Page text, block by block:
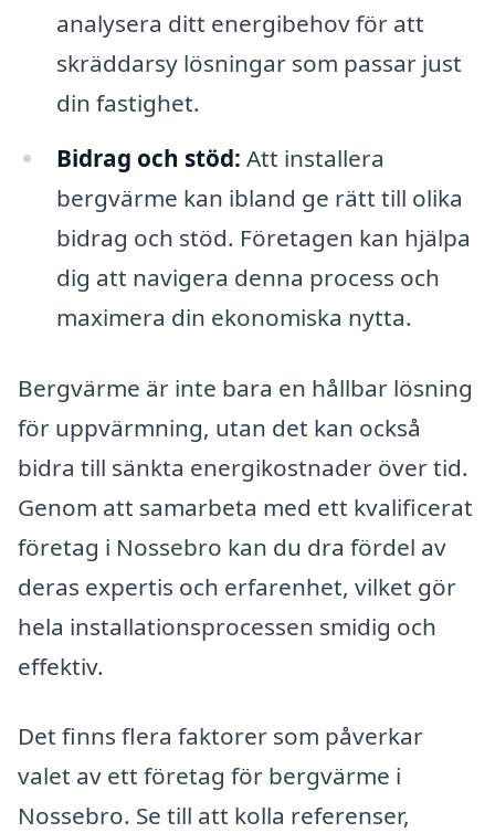
analysera ditt energibehov för att
skräddarsy lösningar som passar just
din fastighet.
Bidrag och stöd: Att installera
bergvärme kan ibland ge rätt till olika
bidrag och stöd. Företagen kan hjälpa
dig att navigera denna process och
maximera din ekonomiska nytta.
Bergvärme är inte bara en hållbar lösning
för uppvärmning, utan det kan också
bidra till sänkta energikostnader över tid.
Genom att samarbeta med ett kvalificerat
företag i Nossebro kan du dra fördel av
deras expertis och erfarenhet, vilket gör
hela installationsprocessen smidig och
effektiv.
Det finns flera faktorer som påverkar
valet av ett företag för bergvärme i
Nossebro. Se till att kolla referenser,